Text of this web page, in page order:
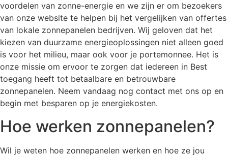
voordelen van zonne-energie en we zijn er om bezoekers
van onze website te helpen bij het vergelijken van offertes
van lokale zonnepanelen bedrijven. Wij geloven dat het
kiezen van duurzame energieoplossingen niet alleen goed
is voor het milieu, maar ook voor je portemonnee. Het is
onze missie om ervoor te zorgen dat iedereen in Best
toegang heeft tot betaalbare en betrouwbare
zonnepanelen. Neem vandaag nog contact met ons op en
begin met besparen op je energiekosten.
Hoe werken zonnepanelen?
Wil je weten hoe zonnepanelen werken en hoe ze jou